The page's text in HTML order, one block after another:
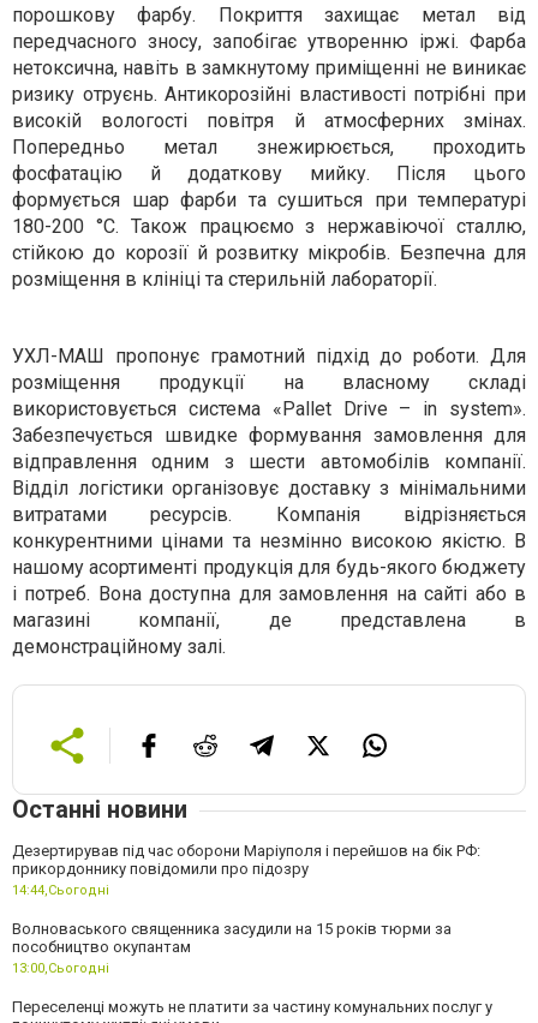
порошкову фарбу. Покриття захищає метал від
передчасного зносу, запобігає утворенню іржі. Фарба
нетоксична, навіть в замкнутому приміщенні не виникає
ризику отруєнь. Антикорозійні властивості потрібні при
високій вологості повітря й атмосферних змінах.
Попередньо метал знежирюється, проходить
фосфатацію й додаткову мийку. Після цього
формується шар фарби та сушиться при температурі
180-200 °C. Також працюємо з нержавіючої сталлю,
стійкою до корозії й розвитку мікробів. Безпечна для
розміщення в клініці та стерильній лабораторії.
УХЛ-МАШ пропонує грамотний підхід до роботи. Для
розміщення продукції на власному складі
використовується система «Pallet Drive – in system».
Забезпечується швидке формування замовлення для
відправлення одним з шести автомобілів компанії.
Відділ логістики організовує доставку з мінімальними
витратами ресурсів. Компанія відрізняється
конкурентними цінами та незмінно високою якістю. В
нашому асортименті продукція для будь-якого бюджету
і потреб. Вона доступна для замовлення на сайті або в
магазині компанії, де представлена в
демонстраційному залі.
Останні новини
Дезертирував під час оборони Маріуполя і перейшов на бік РФ:
прикордоннику повідомили про підозру
14:44,Сьогодні
Волноваського священника засудили на 15 років тюрми за
пособництво окупантам
13:00,Сьогодні
Переселенці можуть не платити за частину комунальних послуг у